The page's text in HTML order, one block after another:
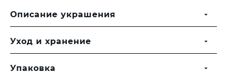
Описание украшения
Уход и хранение
Упаковка